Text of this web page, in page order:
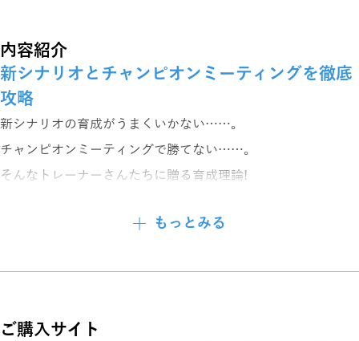
内容紹介
新シナリオとチャンピオンミーティングを徹底
攻略
新シナリオの育成がうまくいかない……。
チャンピオンミーティングで勝てない……。
そんなトレーナーさんたちに贈る育成理論!
チャンミで勝てるウマ娘の育成方法などを徹底解説します。
・サポートカードを知る!
もっとみる
ご購入サイト